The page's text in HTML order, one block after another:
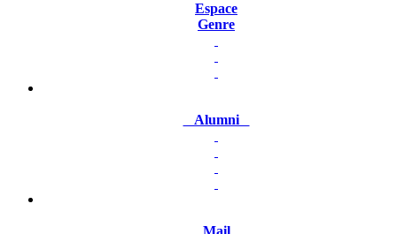
Espace
Genre
Alumni
Mail